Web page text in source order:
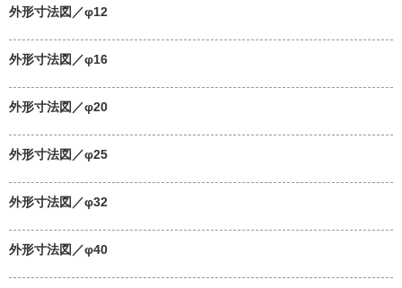
外形寸法図／φ12
外形寸法図／φ16
外形寸法図／φ20
外形寸法図／φ25
外形寸法図／φ32
外形寸法図／φ40